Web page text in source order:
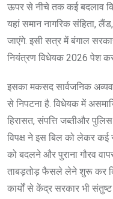
ऊपर से नीचे तक कई बदलाव
यहां समान नागरिक संहिता,
जाएंगे. इसी सत्र में बंगाल
नियंत्रण विधेयक 2026 पेश
इसका मकसद सार्वजनिक
से निपटना है. विधेयक में
हिरासत, संपत्ति जब्तीऔर
विपक्ष ने इस बिल को लेकर
को बदलने और पुराना गौरव
ताबड़तोड़ फैसले लेने शुरू कर
कार्यों से केंद्र सरकार भी संतुष्ट